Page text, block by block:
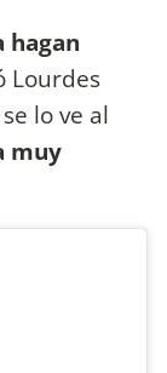
hagan
Lourdes
lo ve al
muy